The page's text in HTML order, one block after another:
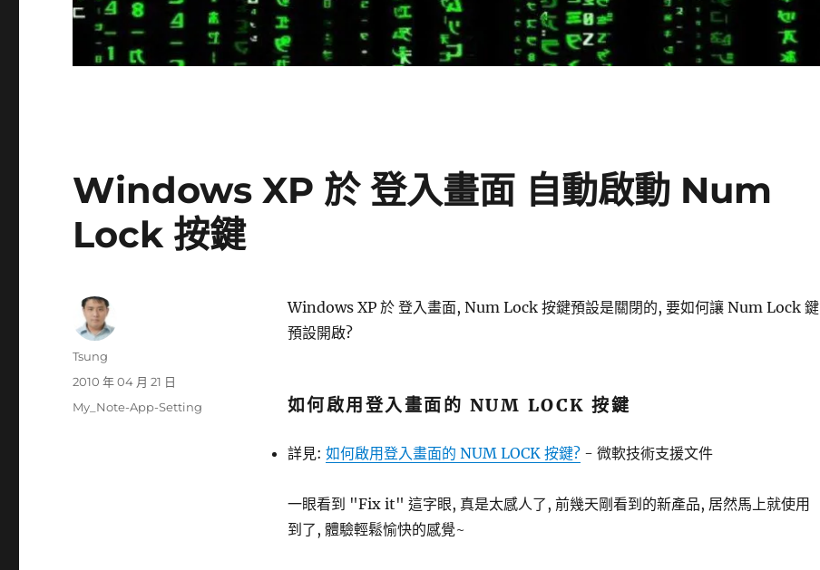
Windows XP 於 登入畫面 自動啟動 Num
Lock 按鍵
Windows XP 於 登入畫面, Num Lock 按鍵預設是關閉的, 要如何讓 Num Lock 鍵
預設開啟?
如何啟用登入畫面的 NUM LOCK 按鍵
詳見: 如何啟用登入畫面的 NUM LOCK 按鍵?- 微軟技術支援文件
一眼看到 "Fix it" 這字眼, 真是太感人了, 前幾天剛看到的新產品, 居然馬上就使用
到了, 體驗輕鬆愉快的感覺~
作
Tsung
發
日
2010 年 04 月 21 日
分
My_Note-App-Setting